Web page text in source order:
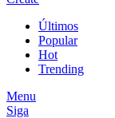
Últimos
Popular
Hot
Trending
Menu
Siga